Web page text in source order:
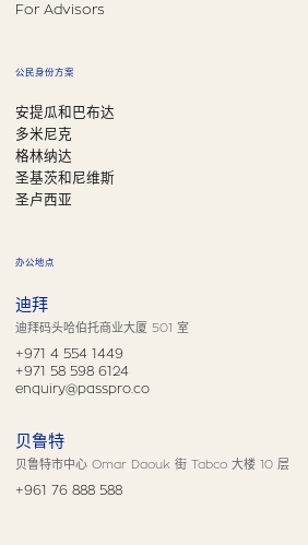
For Advisors
公民身份方案
安提瓜和巴布达
多米尼克
格林纳达
圣基茨和尼维斯
圣卢西亚
办公地点
迪拜
迪拜码头哈伯托商业大厦 501 室
+971 4 554 1449
+971 58 598 6124
enquiry@passpro.co
贝鲁特
贝鲁特市中心 Omar Daouk 街 Tabco 大楼 10 层
+961 76 888 588